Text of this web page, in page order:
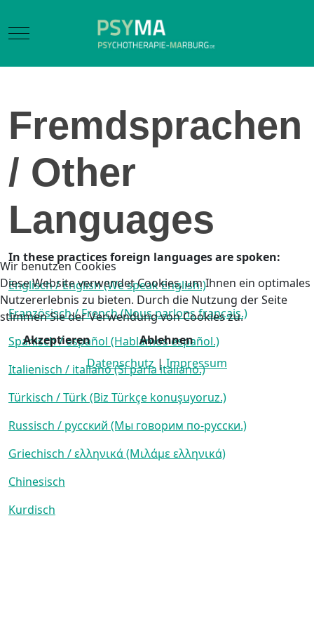
Mobile Menu Toggle
Fremdsprachen
/ Other
Languages
In these practices foreign languages are spoken:
Englisch / English (We speak English.)
Französisch / French (Nous parlons français.)
Spanisch / español (Hablamos español.)
Italienisch / italiano (Si parla italiano.)
Türkisch / Türk (Biz Türkçe konuşuyoruz.)
Russisch / русский (Мы говорим по-русски.)
Griechisch / ελληνικά (Μιλάμε ελληνικά)
Chinesisch
Kurdisch
Wir benutzen Cookies
Diese Website verwendet Cookies, um Ihnen ein optimales
Nutzererlebnis zu bieten. Durch die Nutzung der Seite
stimmen Sie der Verwendung von Cookies zu.
Akzeptieren
Ablehnen
Datenschutz |Impressum